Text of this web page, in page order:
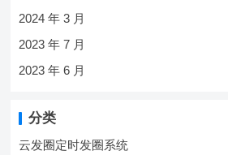
2024 年 3 月
2023 年 7 月
2023 年 6 月
分类
云发圈定时发圈系统